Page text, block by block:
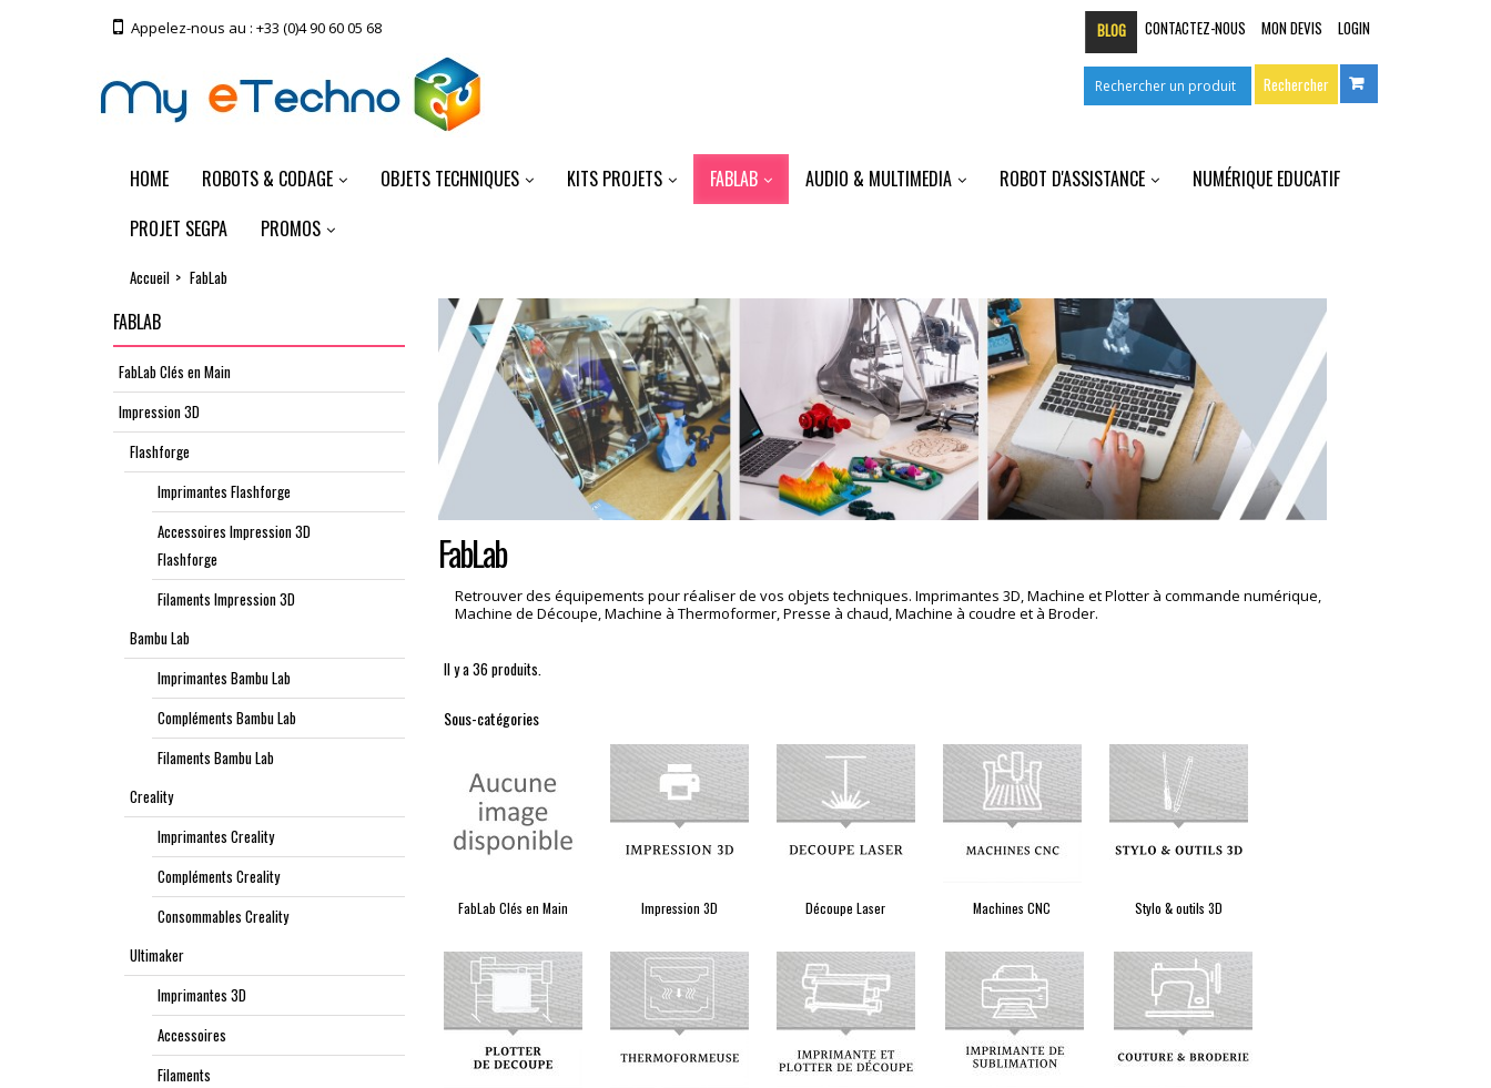
LOGIN
MON DEVIS
CONTACTEZ-NOUS
Appelez-nous au : +33 (0)4 90 60 05 68 BLOG
HOME ROBOTS & CODAGE OBJETS TECHNIQUES KITS PROJETS FABLAB AUDIO & MULTIMEDIA ROBOT D'ASSISTANCE
NUMÉRIQUE EDUCATIF
PROJET SEGPA
PROMOS
Accueil > FabLab
FABLAB
FabLab Clés en Main
Impression 3D
Flashforge
Imprimantes Flashforge
Accessoires Impression 3D
Flashforge
Filaments Impression 3D
Bambu Lab
Imprimantes Bambu Lab
Compléments Bambu Lab
Filaments Bambu Lab
Creality
Imprimantes Creality
Compléments Creality
Consommables Creality
Ultimaker
Imprimantes 3D
Accessoires
Filaments
FabLab
Retrouver des équipements pour réaliser de vos objets techniques. Imprimantes 3D, Machine et Plotter à commande numérique,
Machine de Découpe, Machine à Thermoformer, Presse à chaud, Machine à coudre et à Broder.
Il y a 36 produits.
Sous-catégories
FabLab Clés en Main Impression 3D Découpe Laser Machines CNC Stylo & outils 3D